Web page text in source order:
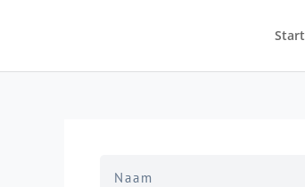
Start